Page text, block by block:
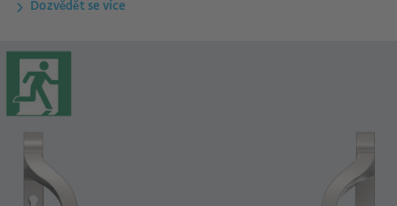
Dozvědět se více